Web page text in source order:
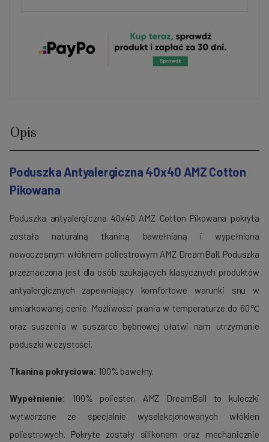
Opis
Poduszka Antyalergiczna 40x40 AMZ Cotton
Pikowana
Poduszka antyalergiczna 40x40 AMZ Cotton Pikowana pokryta
została naturalną tkaniną bawełnianą i wypełniona
nowoczesnym włóknem poliestrowym AMZ DreamBall. Poduszka
przeznaczona jest dla osób szukających klasycznych produktów
antyalergicznych zapewniający komfortowe warunki snu w
umiarkowanej cenie. Możliwości prania w temperaturze do 60℃
oraz suszenia w suszarce bębnowej ułatwi nam utrzymanie
poduszki w czystości.
Tkanina pokryciowa: 100% bawełny.
Wypełnienie:
100% poliester, AMZ DreamBall to kuleczki
wytworzone ze specjalnie wyselekcjonowanych włókien
poliestrowych. Pokryte zostały silikonem oraz mechanicznie